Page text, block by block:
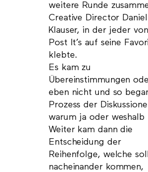
weitere Runde
Creative Director Daniel
Klauser, in der jeder
Post It’s auf seine
klebte.
Es kam zu
Übereinstimmungen
eben nicht und so
Prozess der
warum ja oder weshalb
Weiter kam dann die
Entscheidung der
Reihenfolge, welche
nacheinander kommen,